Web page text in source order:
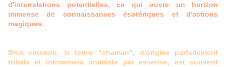
d'interrelations potentielles, ce qui ouvre un horizon
immense de connaissances ésotériques et d'actions
magiques.
Bien entendu, le terme "chaman", d'origine parfaitement
tribale et intimement animiste par essence, est souvent